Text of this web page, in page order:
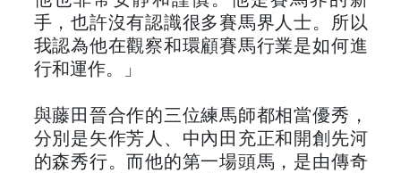
手，也許沒有認識很多賽馬界人士。所以
我認為他在觀察和環顧賽馬行業是如何進
行和運作。」
與藤田晉合作的三位練馬師都相當優秀，
分別是矢作芳人、中內田充正和開創先河
的森秀行。而他的第一場頭馬，是由傳奇